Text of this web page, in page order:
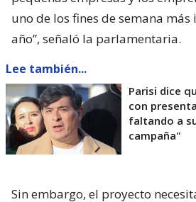
uno de los fines de semana
año”, señaló la parlamentaria.
Lee también...
Parisi dice
con
faltando a
campaña"
Sin embargo, el proyecto